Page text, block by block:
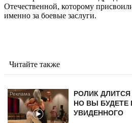
Отечественной, которому
именно за боевые заслуги.
Читайте также
РОЛИК ДЛИТСЯ
НО ВЫ БУДЕТЕ
УВИДЕННОГО